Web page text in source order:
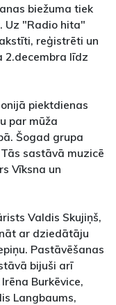
biežuma tiek
Uz "Radio hita"
reģistrēti un
2.decembra līdz
piektdienas
par mūža
Šogad grupa
sastāvā muzicē
Vīksna un
Valdis Skujiņš,
ar dziedātāju
Pastāvēšanas
bijuši arī
Burkēvice,
Langbaums,